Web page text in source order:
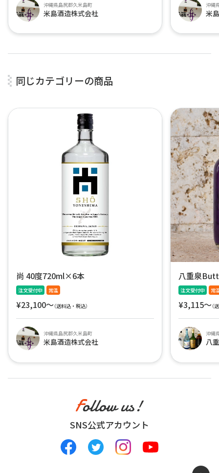
沖縄県島尻郡久米島町
米島酒造株式会社
沖縄
米
同じカテゴリーの商品
尚 40度720ml×6本
注文受付中 常温
¥23,100〜（送料込・税込）
沖縄県島尻郡久米島町
米島酒造株式会社
八重泉
注文受付中 常
¥3,115〜（
沖縄
八
SNS公式アカウント